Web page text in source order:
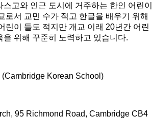
고와 인근 도시에 거주하는 한인 어린이
로서 교민 수가 적고 한글을 배우기 위해
린이 들도 적지만 개교 이래 20년간 어린
을 위해 꾸준히 노력하고 있습니다.
Korean School)
95 Richmond Road, Cambridge CB4